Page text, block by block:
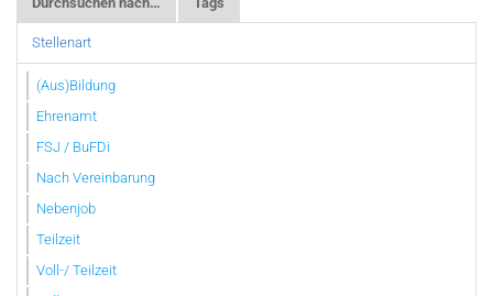
Stellenart
(Aus)Bildung
Ehrenamt
FSJ / BuFDi
Nach Vereinbarung
Nebenjob
Teilzeit
Voll-/ Teilzeit